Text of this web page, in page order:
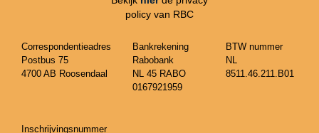
policy van RBC
Correspondentieadres
Postbus 75
4700 AB Roosendaal
Bankrekening
Rabobank
NL 45 RABO
0167921959
BTW nummer
NL
8511.46.211.B01
Inschrijvingsnummer